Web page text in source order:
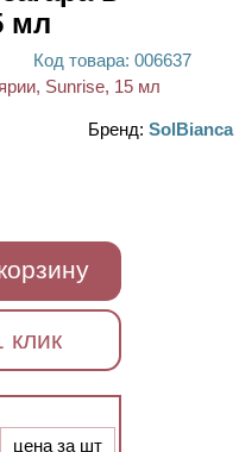
мл
Код товара: 006637
Бренд: SolBianca
клик
цена за шт